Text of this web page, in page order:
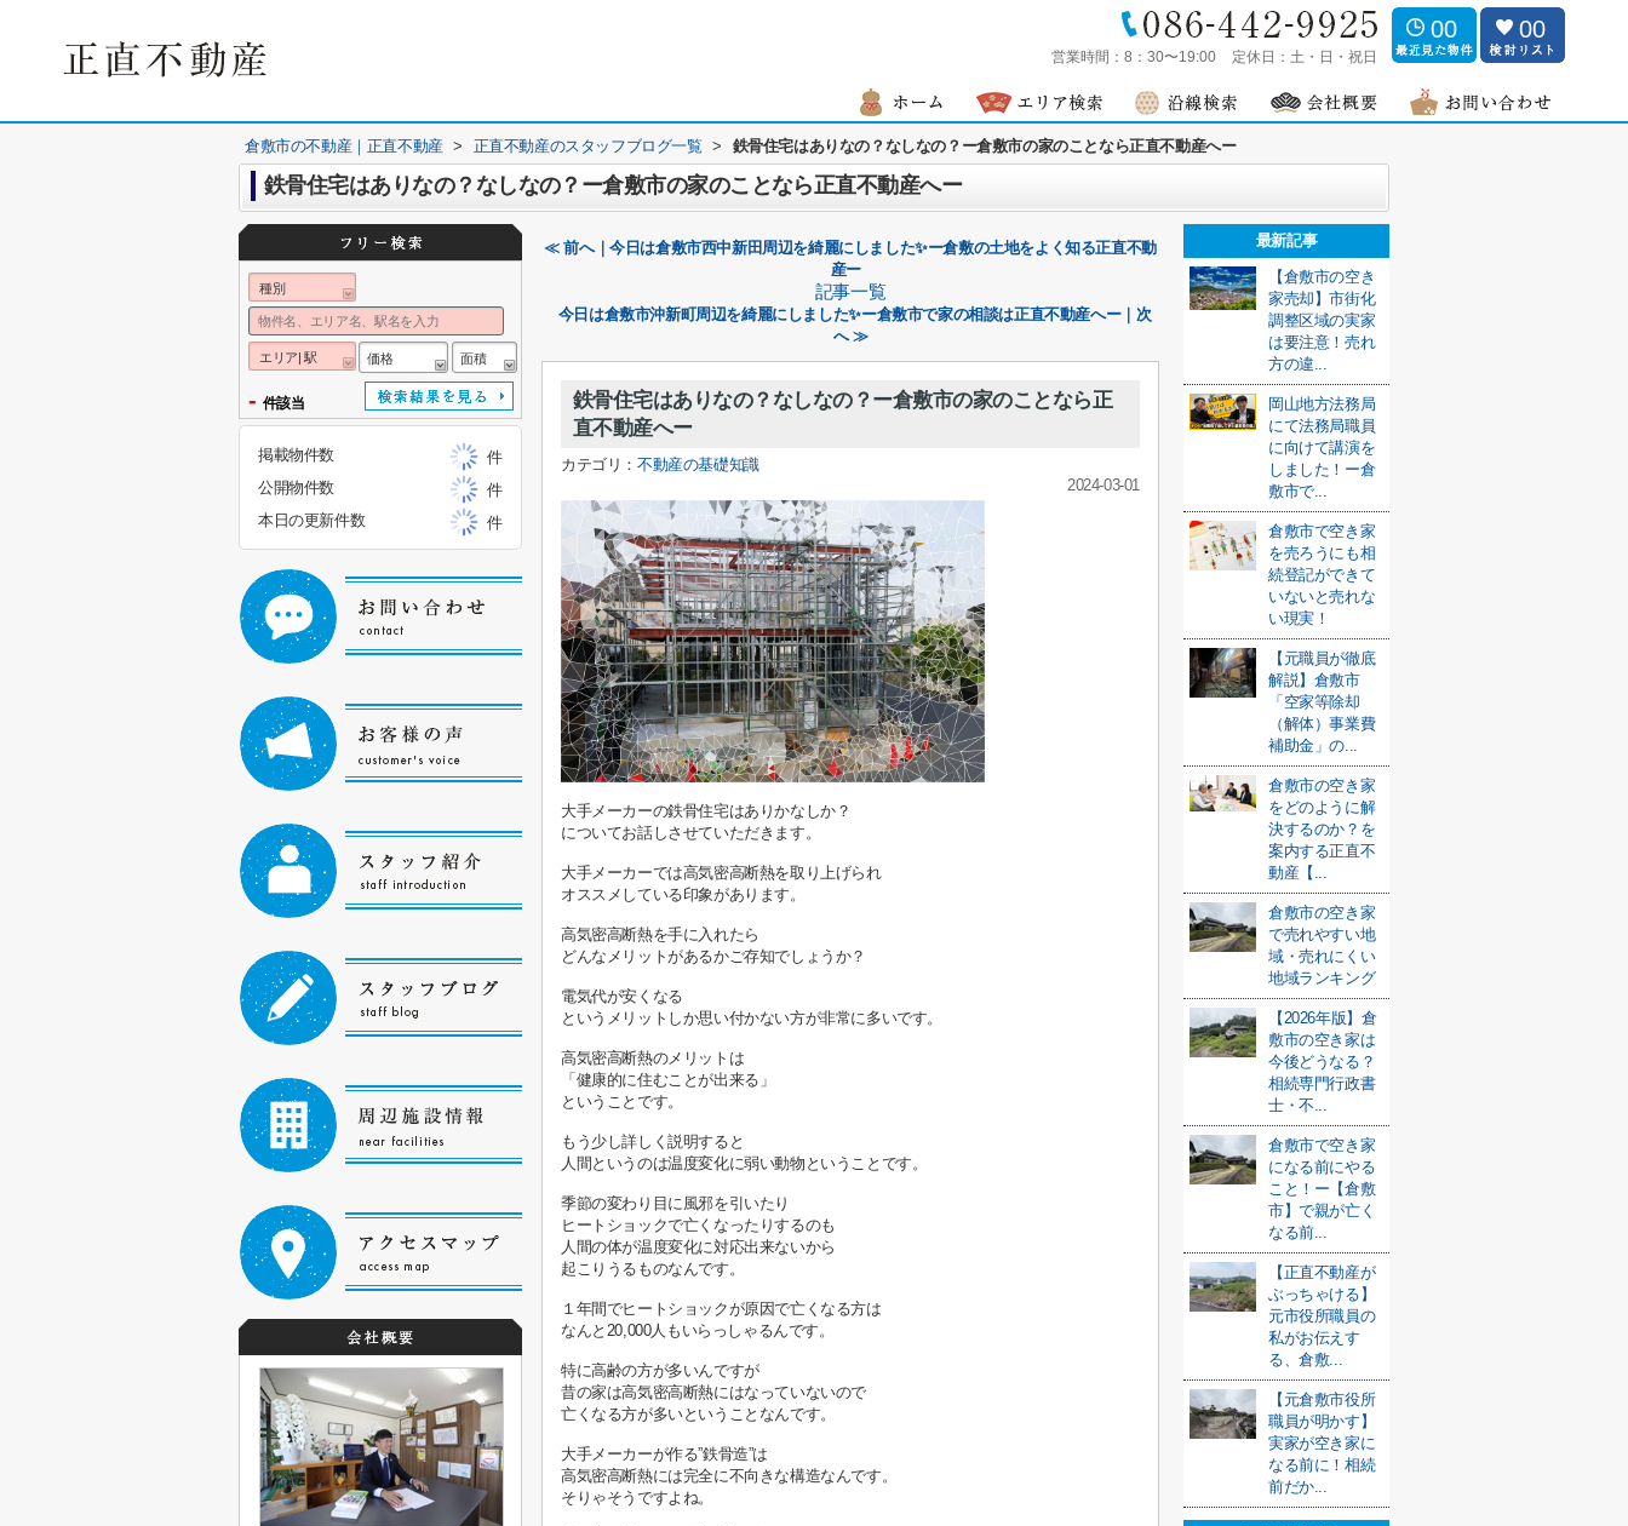
営業時間： 8：30〜19:00 定休日： 土・日・祝日
00 00
倉敷市の不動産｜正直不動産 > 正直不動産のスタッフブログ一覧 > 鉄骨住宅はありなの？なしなの？ー倉敷市の家のことなら正直不動産へー
鉄骨住宅はありなの？なしなの？ー倉敷市の家のことなら正直不動産へー
≪ 前へ｜今日は倉敷市西中新田周辺を綺麗にしました✨ー倉敷の土地をよく知る正直不動
産ー
記事一覧
今日は倉敷市沖新町周辺を綺麗にしました✨ー倉敷市で家の相談は正直不動産へー｜次
へ ≫
鉄骨住宅はありなの？なしなの？ー倉敷市の家のことなら正
直不動産へー
カテゴリ：不動産の基礎知識
2024-03-01
大手メーカーの鉄骨住宅はありかなしか？
についてお話しさせていただきます。
大手メーカーでは高気密高断熱を取り上げられ
オススメしている印象があります。
高気密高断熱を手に入れたら
どんなメリットがあるかご存知でしょうか？
電気代が安くなる
というメリットしか思い付かない方が非常に多いです。
高気密高断熱のメリットは
「健康的に住むことが出来る」
ということです。
もう少し詳しく説明すると
人間というのは温度変化に弱い動物ということです。
季節の変わり目に風邪を引いたり
ヒートショックで亡くなったりするのも
人間の体が温度変化に対応出来ないから
起こりうるものなんです。
１年間でヒートショックが原因で亡くなる方は
なんと20,000人もいらっしゃるんです。
特に高齢の方が多いんですが
昔の家は高気密高断熱にはなっていないので
亡くなる方が多いということなんです。
大手メーカーが作る”鉄骨造”は
高気密高断熱には完全に不向きな構造なんです。
そりゃそうですよね。
最新記事
【倉敷市の空き
家売却】市街化
調整区域の実家
は要注意！売れ
方の違...
岡山地方法務局
にて法務局職員
に向けて講演を
しました！ー倉
敷市で...
倉敷市で空き家
を売ろうにも相
続登記ができて
いないと売れな
い現実！
【元職員が徹底
解説】倉敷市
「空家等除却
（解体）事業費
補助金」の...
倉敷市の空き家
をどのように解
決するのか？を
案内する正直不
動産【...
倉敷市の空き家
で売れやすい地
域・売れにくい
地域ランキング
【2026年版】倉
敷市の空き家は
今後どうなる？
相続専門行政書
士・不...
倉敷市で空き家
になる前にやる
こと！ー【倉敷
市】で親が亡く
なる前...
【正直不動産が
ぶっちゃける】
元市役所職員の
私がお伝えす
る、倉敷...
【元倉敷市役所
職員が明かす】
実家が空き家に
なる前に！相続
前だか...
種別
エリア| 駅 価格 面積
- 件該当
掲載物件数
件
公開物件数
件
本日の更新件数
件